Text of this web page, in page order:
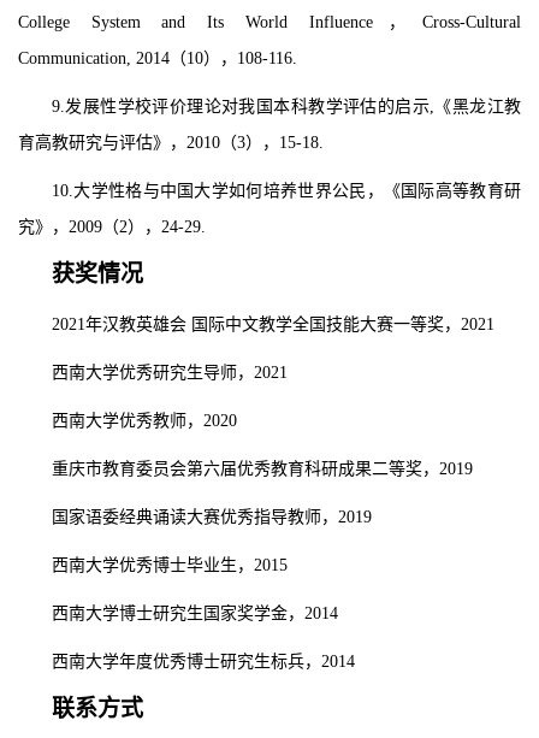
College System and Its World Influence，Cross-Cultural
Communication, 2014（10），108-116.
9.发展性学校评价理论对我国本科教学评估的启示,《黑龙江教
育高教研究与评估》，2010（3），15-18.
10.大学性格与中国大学如何培养世界公民，《国际高等教育研
究》，2009（2），24-29.
获奖情况
2021年汉教英雄会 国际中文教学全国技能大赛一等奖，2021
西南大学优秀研究生导师，2021
西南大学优秀教师，2020
重庆市教育委员会第六届优秀教育科研成果二等奖，2019
国家语委经典诵读大赛优秀指导教师，2019
西南大学优秀博士毕业生，2015
西南大学博士研究生国家奖学金，2014
西南大学年度优秀博士研究生标兵，2014
联系方式